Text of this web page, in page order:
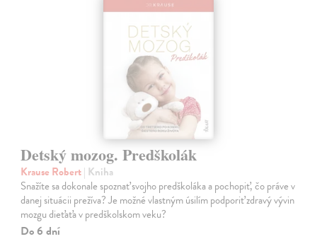
Detský mozog. Predškolák
Krause Robert| Kniha
Snažíte sa dokonale spoznať svojho predškoláka a pochopiť, čo práve v
danej situácii prežíva? Je možné vlastným úsilím podporiť zdravý vývin
mozgu dieťaťa v predškolskom veku?
Do 6 dní